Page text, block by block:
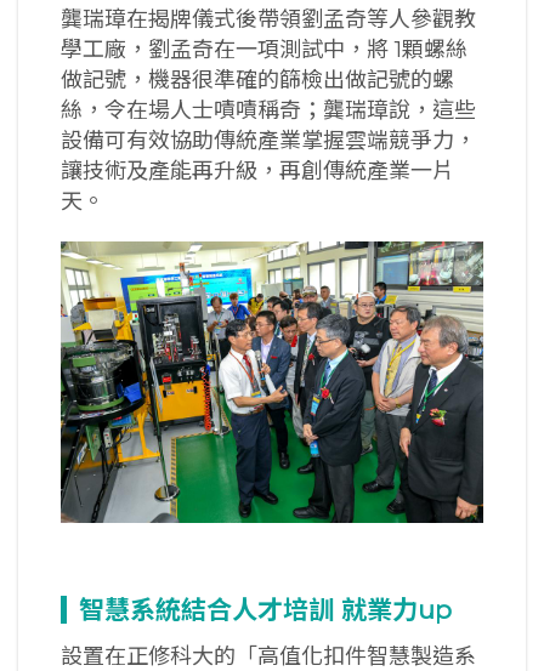
龔瑞璋在揭牌儀式後帶領劉孟奇等人參觀教
學工廠，劉孟奇在一項測試中，將 1顆螺絲
做記號，機器很準確的篩檢出做記號的螺
絲，令在場人士嘖嘖稱奇；龔瑞璋說，這些
設備可有效協助傳統產業掌握雲端競爭力，
讓技術及產能再升級，再創傳統產業一片
天。
智慧系統結合人才培訓 就業力up
設置在正修科大的「高值化扣件智慧製造系